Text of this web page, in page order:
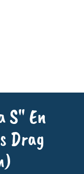
En
Drag